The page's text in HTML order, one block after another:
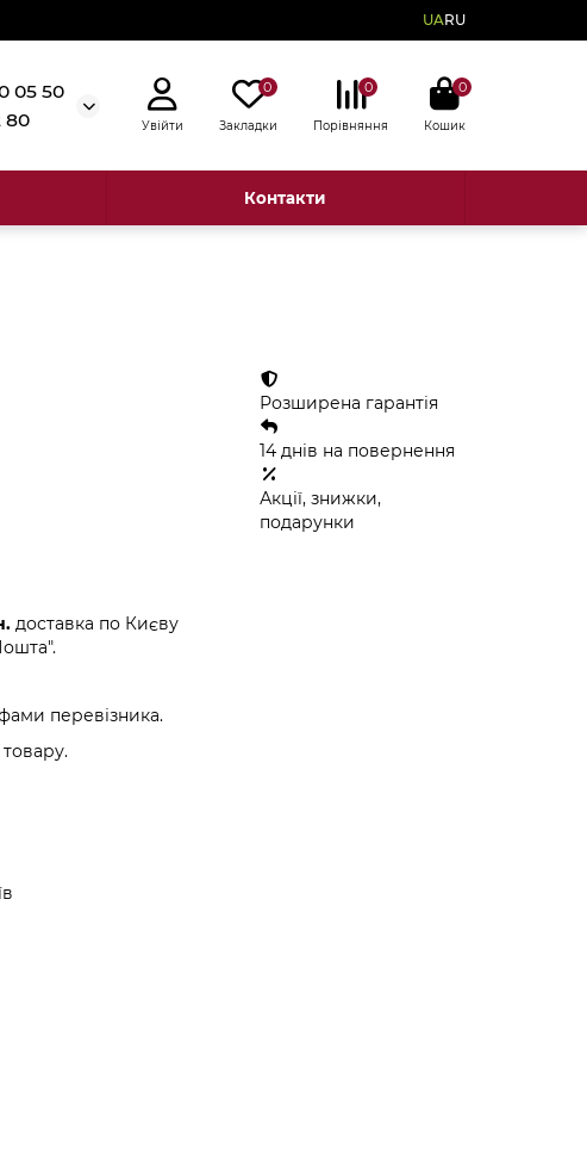
UARU
05 50
80
Увійти
0
Закладки
0
Порівняння
0
Кошик
Контакти
доставка по Києву
перевізника.
Розширена гарантія
14 днів на повернення
Акції, знижки,
подарунки